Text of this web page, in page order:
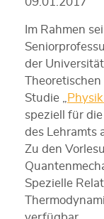
Im Rahmen
der
Studie „
speziell für
des Lehramts
Zu den
Spezielle